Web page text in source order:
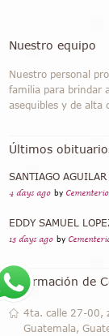
Nuestro equipo
Nuestro personal
familia para brindar
asequibles y de alta
Últimos
SANTIAGO
4 days ago by
EDDY SAMUEL
13 days ago by
Información de
4ta. calle 27-00,
Guatemala,